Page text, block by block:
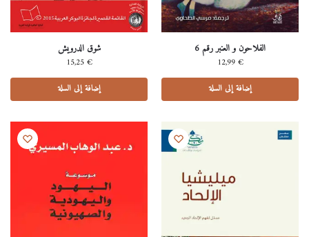
الفلاحون و العنبر رقم 6
12,99€
إضافة إلى السلة
شوق الدرويش
15,25€
إضافة إلى السلة